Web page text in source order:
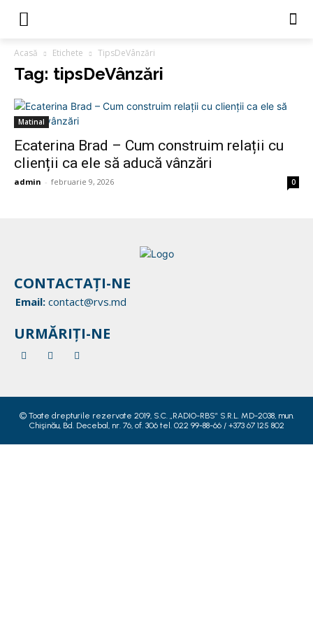
Acasă Etichete TipsDeVânzări
Tag: tipsDeVânzări
Matinal
Ecaterina Brad – Cum construim relații cu
clienții ca ele să aducă vânzări
admin - februarie 9, 2026 0
CONTACTAȚI-NE
Email: contact@rvs.md
URMĂRIȚI-NE
© Toate drepturile rezervate 2019, S.C. „RADIO-RBS” S.R.L. MD-2038, mun.
Chişinău, Bd. Decebal, nr. 76, of. 306 tel. 022 99-88-66 / +373 67 125 802